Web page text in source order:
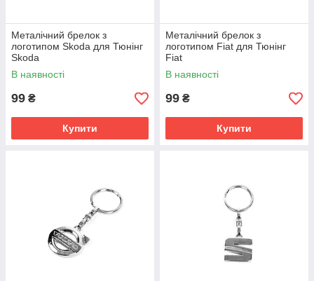
Металічний брелок з
логотипом Skoda для Тюнінг
Skoda
В наявності
99 ₴
Купити
Металічний брелок з
логотипом Fiat для Тюнінг
Fiat
В наявності
99 ₴
Купити